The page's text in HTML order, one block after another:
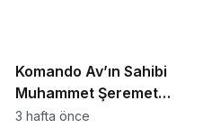
Komando Av’ın Sahibi
Muhammet Şeremet
Son Yolculuğuna
3 hafta önce